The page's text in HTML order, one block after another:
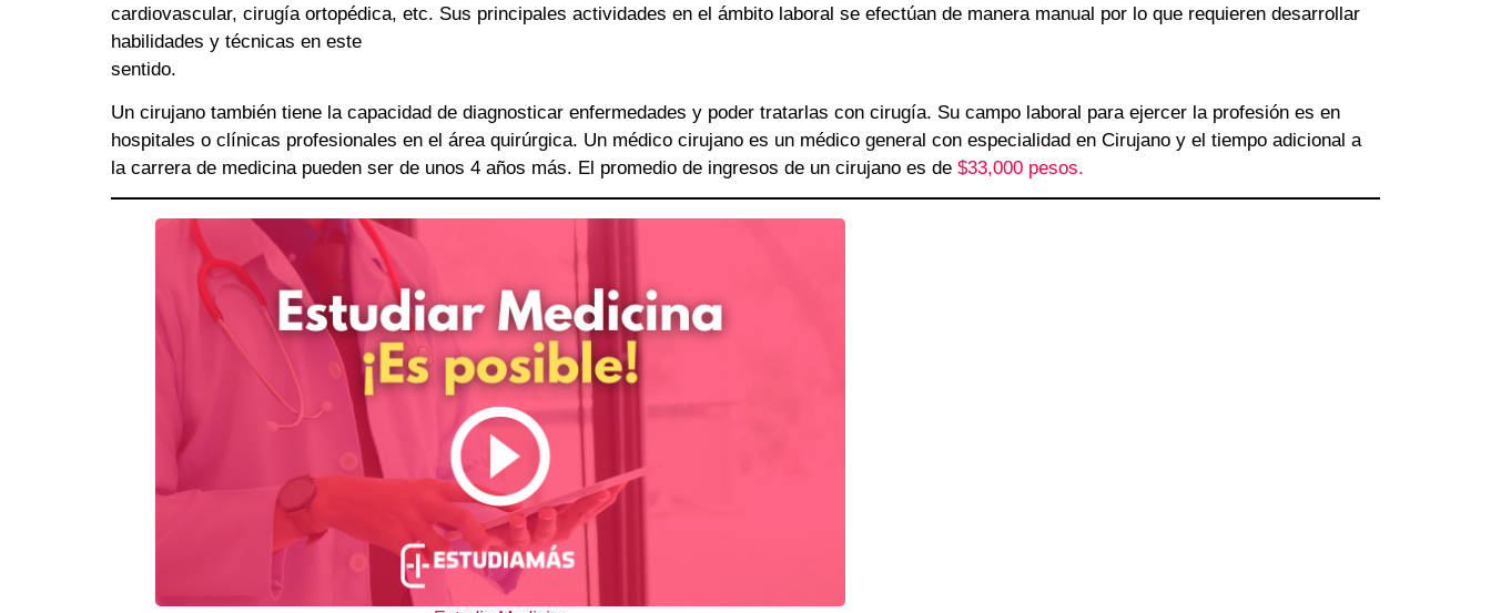
cardiovascular, cirugía ortopédica, etc. Sus principales actividades en el ámbito laboral se efectúan de manera manual por lo que requieren desarrollar
habilidades y técnicas en este
sentido.
Un cirujano también tiene la capacidad de diagnosticar enfermedades y poder tratarlas con cirugía. Su campo laboral para ejercer la profesión es en
hospitales o clínicas profesionales en el área quirúrgica. Un médico cirujano es un médico general con especialidad en Cirujano y el tiempo adicional a
la carrera de medicina pueden ser de unos 4 años más. El promedio de ingresos de un cirujano es de $33,000 pesos.